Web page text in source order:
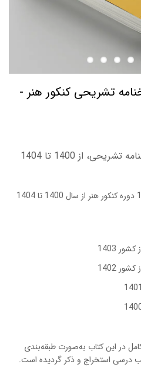
تشریحی کنکور هنر -
از 1400 تا 1404
کتاب دوازده مجموعه کنکور هنر شامل 12 دوره کنکور هنر از سال 1400 تا 1404
1403
1402
در این کتاب به‌صورت طبقه‌بندی
درسی استخراج و ذکر گردیده است.